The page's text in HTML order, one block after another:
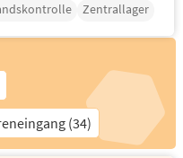
Zentrallager
(34)